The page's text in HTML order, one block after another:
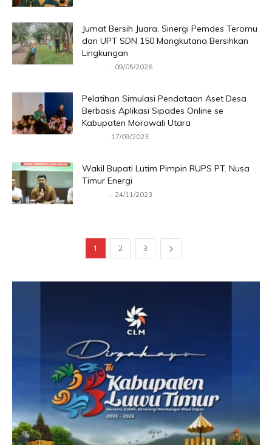
Jumat Bersih Juara, Sinergi Pemdes Teromu
dan UPT SDN 150 Mangkutana Bersihkan
Lingkungan
- 09/05/2026
Pelatihan Simulasi Pendataan Aset Desa
Berbasis Aplikasi Sipades Online se
Kabupaten Morowali Utara
- 17/09/2023
Wakil Bupati Lutim Pimpin RUPS PT. Nusa
Timur Energi
- 24/11/2023
1 2 3